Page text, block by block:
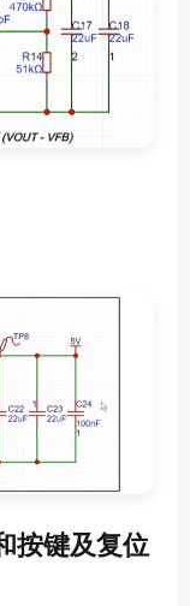
按键及复位